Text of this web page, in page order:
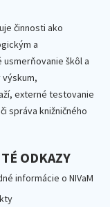
činnosti ako
a
škôl a
externé testovanie
správa knižničného
ODKAZY
informácie o NIVaM